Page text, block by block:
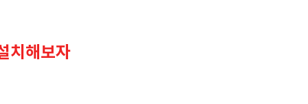
치해보자